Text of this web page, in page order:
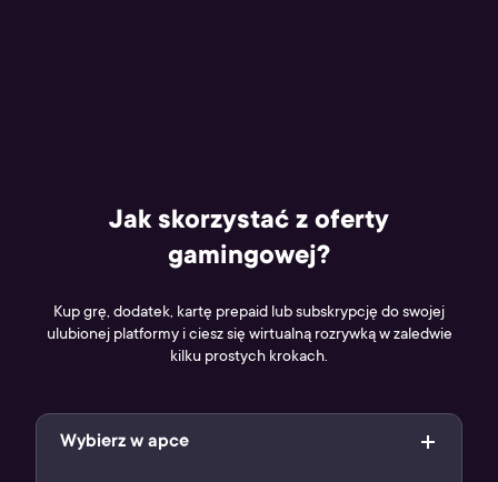
Jak skorzystać z oferty
gamingowej?
Kup grę, dodatek, kartę prepaid lub subskrypcję do swojej
ulubionej platformy i ciesz się wirtualną rozrywką w zaledwie
kilku prostych krokach.
Wybierz w apce